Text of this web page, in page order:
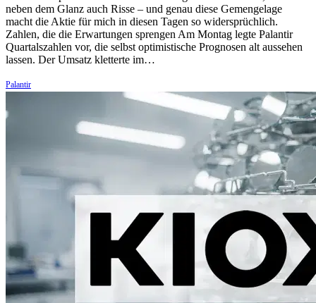
neben dem Glanz auch Risse – und genau diese Gemengelage
macht die Aktie für mich in diesen Tagen so widersprüchlich.
Zahlen, die die Erwartungen sprengen Am Montag legte Palantir
Quartalszahlen vor, die selbst optimistische Prognosen alt aussehen
lassen. Der Umsatz kletterte im…
Palantir